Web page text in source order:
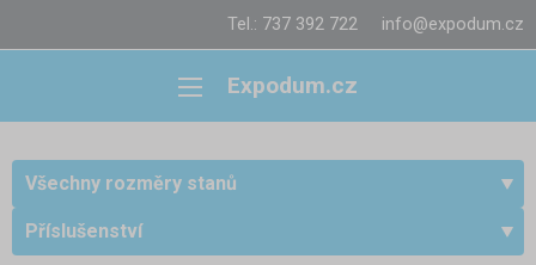
Tel.: 737 392 722 info@expodum.cz
Expodum.cz
Všechny rozměry stanů
Příslušenství